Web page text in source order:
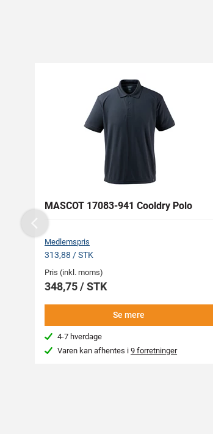
MASCOT 17083-941 Cooldry Polo
Medlemspris
313,88 / STK
Pris (inkl. moms)
348,75 / STK
Se mere
4-7 hverdage
Varen kan afhentes i9 forretninger
Previous